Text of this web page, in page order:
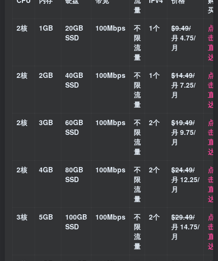
量
买
2核
1GB
20GB
SSD
100Mbps
不
限
流
量
1个
$9.49/
月 4.75/
月
点
击
直
达
2核
2GB
40GB
SSD
100Mbps
不
限
流
量
1个
$14.49/
月 7.25/
月
点
击
直
达
2核
3GB
60GB
SSD
100Mbps
不
限
流
量
2个
$19.49/
月 9.75/
月
点
击
直
达
2核
4GB
80GB
SSD
100Mbps
不
限
流
量
2个
$24.49/
月 12.25/
月
点
击
直
达
3核
5GB
100GB
SSD
100Mbps
不
限
流
量
2个
$29.49/
月 14.75/
月
点
击
直
达